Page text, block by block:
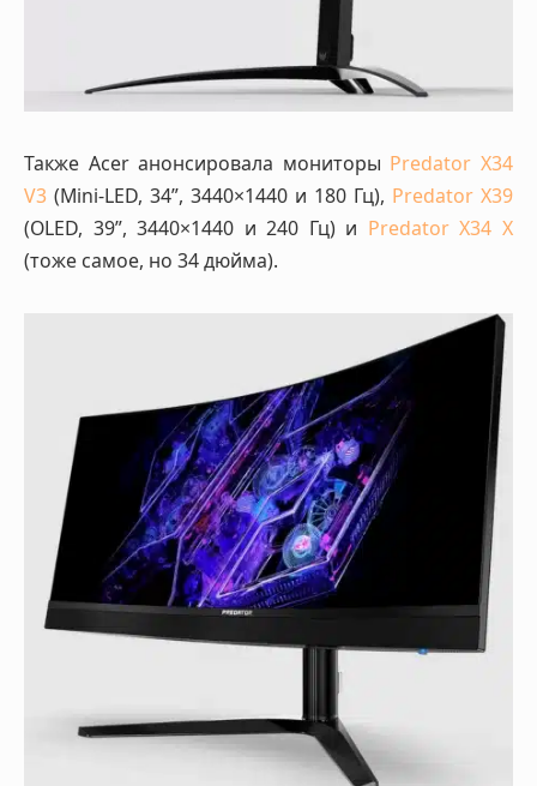
Также Acer анонсировала мониторы Predator X34
V3 (Mini-LED, 34”, 3440×1440 и 180 Гц), Predator X39
(OLED, 39”, 3440×1440 и 240 Гц) и Predator X34 X
(тоже самое, но 34 дюйма).